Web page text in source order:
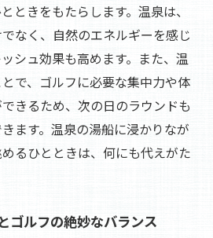
ときをもたらします。温泉は、
なく、自然のエネルギーを感じ
シュ効果も高めます。また、温
で、ゴルフに必要な集中力や体
きるため、次の日のラウンドも
ます。温泉の湯船に浸かりなが
るひとときは、何にも代えがた
ゴルフの絶妙なバランス